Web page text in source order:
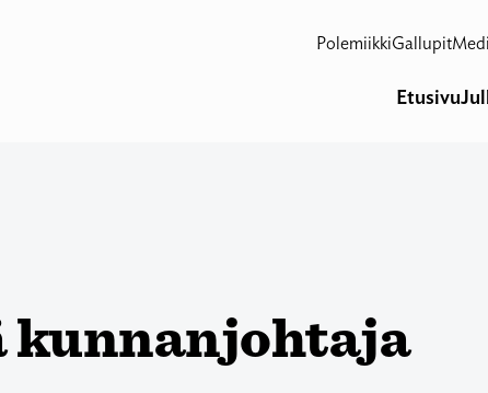
PolemiikkiGallupit
Etusivu
kunnanjohtaja